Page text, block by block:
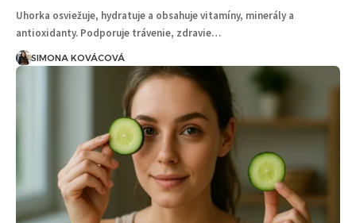
Uhorka osviežuje, hydratuje a obsahuje vitamíny, minerály a
antioxidanty. Podporuje trávenie, zdravie…
SIMONA KOVÁCOVÁ